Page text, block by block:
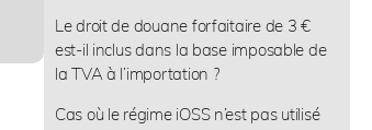
Le droit de douane forfaitaire de 3 €
est-il inclus dans la base imposable de
la TVA à l’importation ?
Cas où le régime iOSS n’est pas utilisé